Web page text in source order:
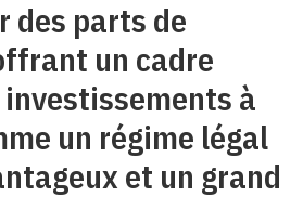
des parts de
un cadre
à
un régime légal
et un grand